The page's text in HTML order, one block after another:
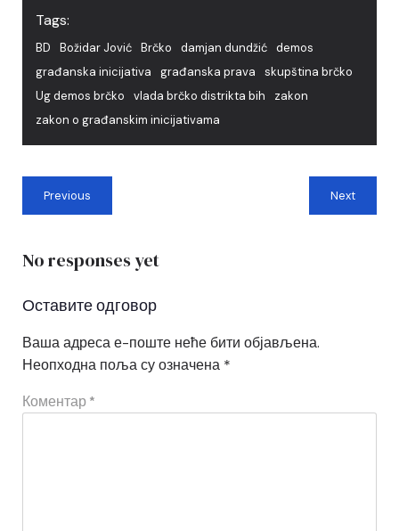
Tags:
BD Božidar Jović Brčko damjan dundžić demos
građanska inicijativa
građanska prava
skupština brčko
Ug demos brčko
vlada brčko distrikta bih
zakon
zakon o građanskim inicijativama
Previous Next
No responses yet
Оставите одговор
Ваша адреса е-поште неће бити објављена.
Неопходна поља су означена *
Коментар *